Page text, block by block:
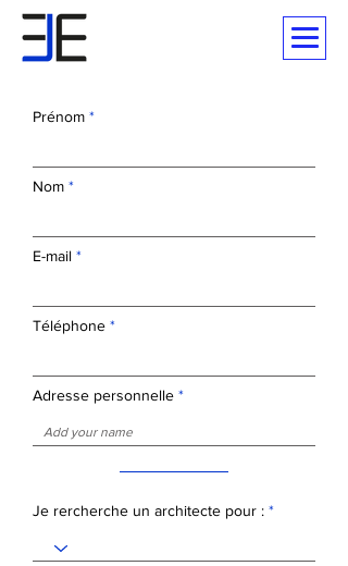
Prénom
Nom
E-mail
Téléphone
Adresse personnelle
Je rercherche un architecte pour :